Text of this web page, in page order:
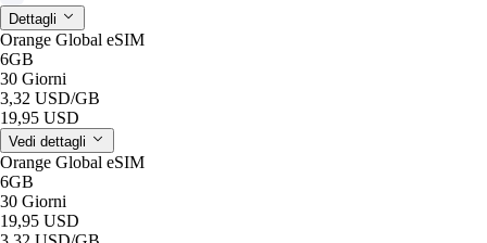
Dettagli
Orange Global eSIM
6GB
30 Giorni
3,32 USD/GB
19,95 USD
Vedi dettagli
Orange Global eSIM
6GB
30 Giorni
19,95 USD